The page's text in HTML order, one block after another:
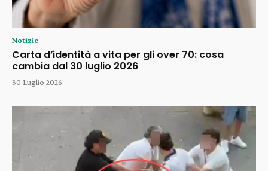
Notizie
Carta d’identità a vita per gli over 70: cosa
cambia dal 30 luglio 2026
30 Luglio 2026